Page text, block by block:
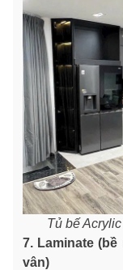
Tủ bế
7. Laminate
vân)